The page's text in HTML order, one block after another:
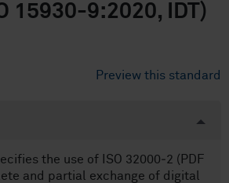
15930-9:2020, IDT)
Preview this standard
the use of ISO 32000‑2 (PDF
and partial exchange of digital